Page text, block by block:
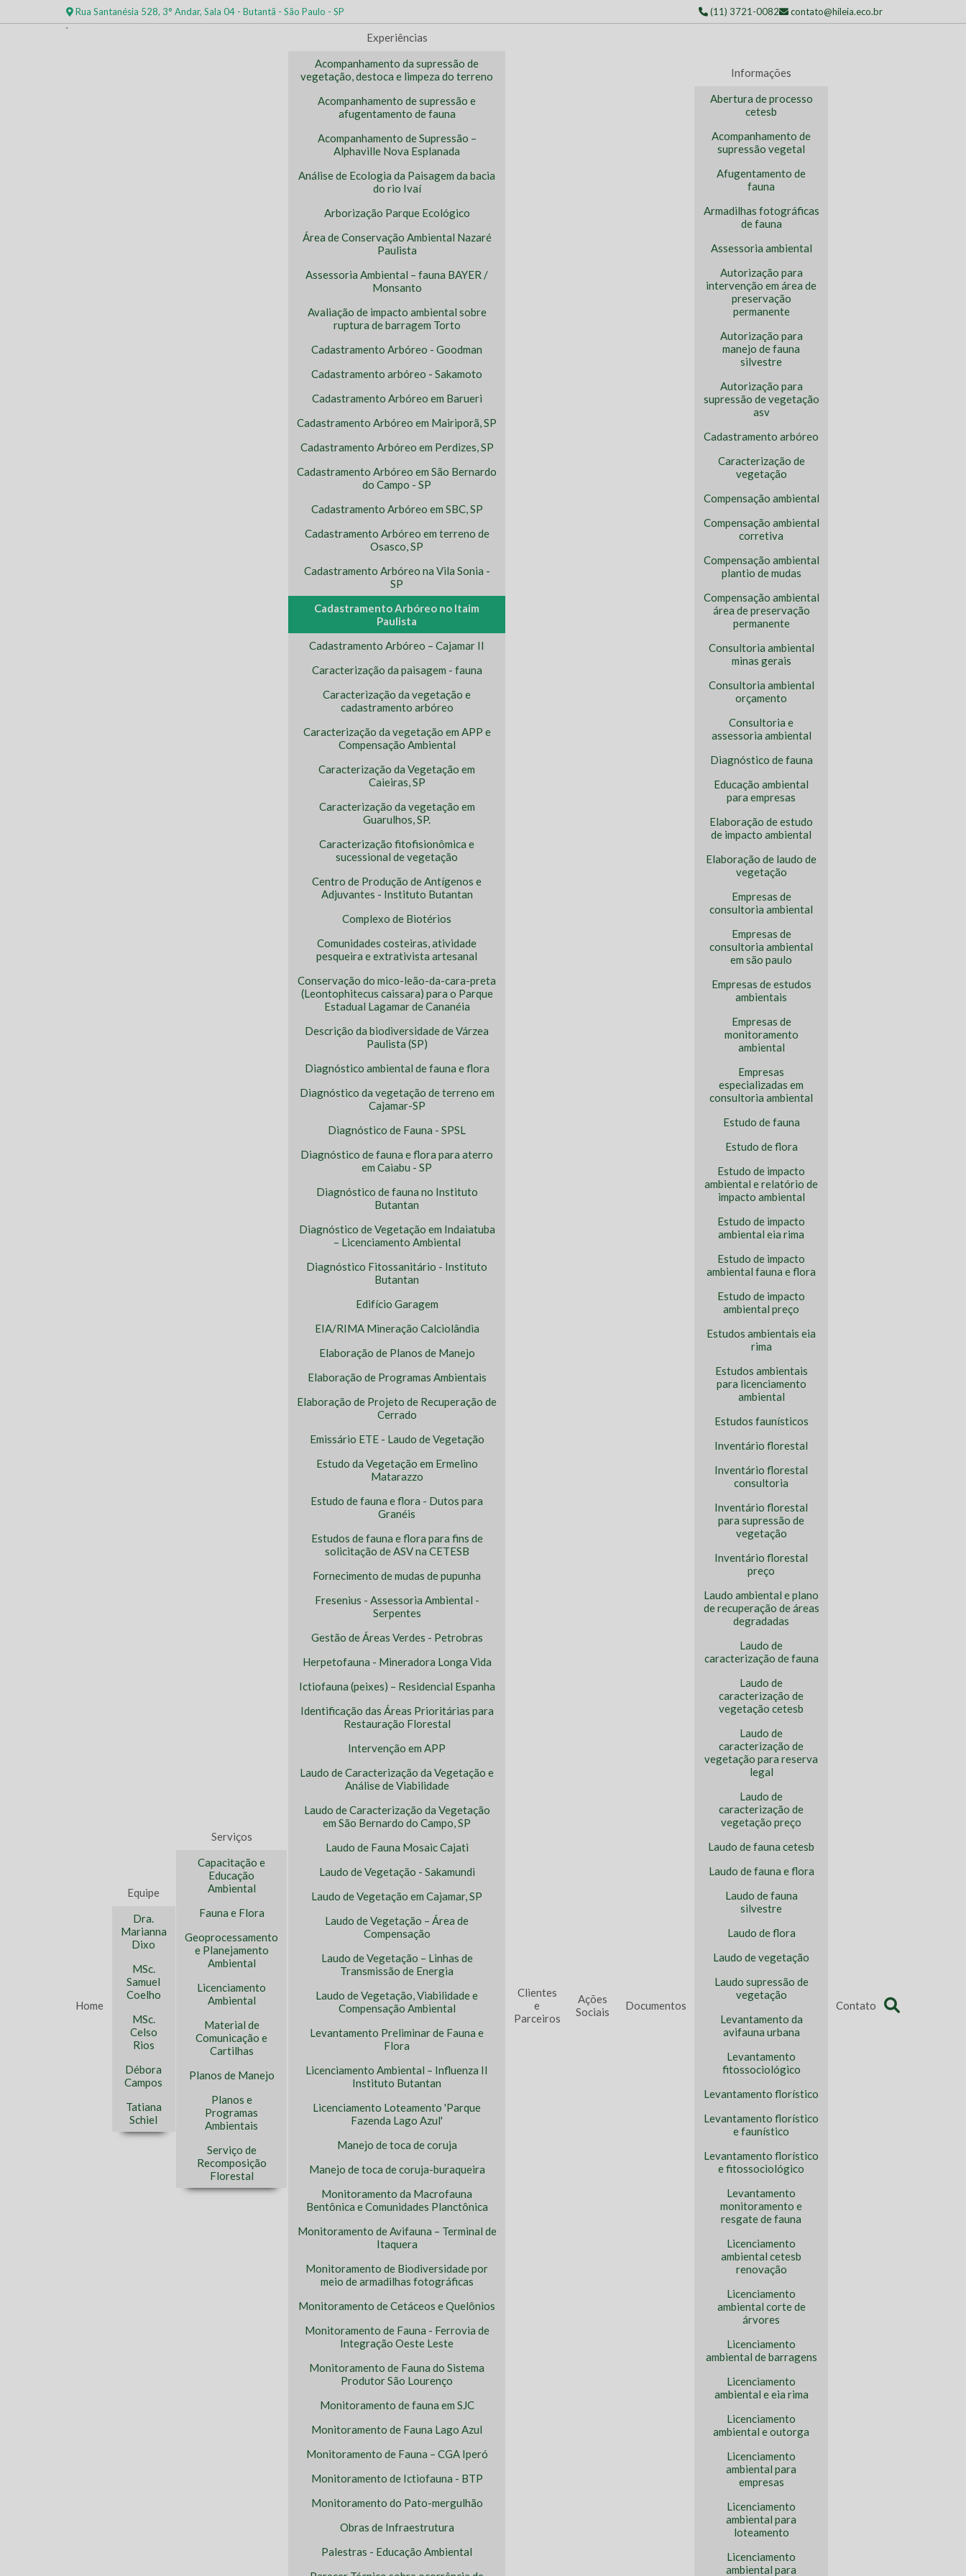
Rua Santanésia 528, 3° Andar, Sala 04 - Butantã - São Paulo - SP (11) 3721-0082 contato@hileia.eco.br
Home
Equipe
Dra.
Marianna
Dixo
MSc.
Samuel
Coelho
MSc.
Celso
Rios
Débora
Campos
Tatiana
Schiel
Serviços
Capacitação e
Educação
Ambiental
Fauna e Flora
Geoprocessamento
e Planejamento
Ambiental
Licenciamento
Ambiental
Material de
Comunicação e
Cartilhas
Planos de Manejo
Planos e
Programas
Ambientais
Serviço de
Recomposição
Florestal
Experiências
Acompanhamento da supressão de
vegetação, destoca e limpeza do terreno
Acompanhamento de supressão e
afugentamento de fauna
Acompanhamento de Supressão –
Alphaville Nova Esplanada
Análise de Ecologia da Paisagem da bacia
do rio Ivaí
Arborização Parque Ecológico
Área de Conservação Ambiental Nazaré
Paulista
Assessoria Ambiental – fauna BAYER /
Monsanto
Avaliação de impacto ambiental sobre
ruptura de barragem Torto
Cadastramento Arbóreo - Goodman
Cadastramento arbóreo - Sakamoto
Cadastramento Arbóreo em Barueri
Cadastramento Arbóreo em Mairiporã, SP
Cadastramento Arbóreo em Perdizes, SP
Cadastramento Arbóreo em São Bernardo
do Campo - SP
Cadastramento Arbóreo em SBC, SP
Cadastramento Arbóreo em terreno de
Osasco, SP
Cadastramento Arbóreo na Vila Sonia -
SP
Cadastramento Arbóreo no Itaim
Paulista
Cadastramento Arbóreo – Cajamar II
Caracterização da paisagem - fauna
Caracterização da vegetação e
cadastramento arbóreo
Caracterização da vegetação em APP e
Compensação Ambiental
Caracterização da Vegetação em
Caieiras, SP
Caracterização da vegetação em
Guarulhos, SP.
Caracterização fitofisionômica e
sucessional de vegetação
Centro de Produção de Antígenos e
Adjuvantes - Instituto Butantan
Complexo de Biotérios
Comunidades costeiras, atividade
pesqueira e extrativista artesanal
Conservação do mico-leão-da-cara-preta
(Leontophitecus caissara) para o Parque
Estadual Lagamar de Cananéia
Descrição da biodiversidade de Várzea
Paulista (SP)
Diagnóstico ambiental de fauna e flora
Diagnóstico da vegetação de terreno em
Cajamar-SP
Diagnóstico de Fauna - SPSL
Diagnóstico de fauna e flora para aterro
em Caiabu - SP
Diagnóstico de fauna no Instituto
Butantan
Diagnóstico de Vegetação em Indaiatuba
– Licenciamento Ambiental
Diagnóstico Fitossanitário - Instituto
Butantan
Edifício Garagem
EIA/RIMA Mineração Calciolândia
Elaboração de Planos de Manejo
Elaboração de Programas Ambientais
Elaboração de Projeto de Recuperação de
Cerrado
Emissário ETE - Laudo de Vegetação
Estudo da Vegetação em Ermelino
Matarazzo
Estudo de fauna e flora - Dutos para
Granéis
Estudos de fauna e flora para fins de
solicitação de ASV na CETESB
Fornecimento de mudas de pupunha
Fresenius - Assessoria Ambiental -
Serpentes
Gestão de Áreas Verdes - Petrobras
Herpetofauna - Mineradora Longa Vida
Ictiofauna (peixes) – Residencial Espanha
Identificação das Áreas Prioritárias para
Restauração Florestal
Intervenção em APP
Laudo de Caracterização da Vegetação e
Análise de Viabilidade
Laudo de Caracterização da Vegetação
em São Bernardo do Campo, SP
Laudo de Fauna Mosaic Cajati
Laudo de Vegetação - Sakamundi
Laudo de Vegetação em Cajamar, SP
Laudo de Vegetação – Área de
Compensação
Laudo de Vegetação – Linhas de
Transmissão de Energia
Laudo de Vegetação, Viabilidade e
Compensação Ambiental
Levantamento Preliminar de Fauna e
Flora
Licenciamento Ambiental – Influenza II
Instituto Butantan
Licenciamento Loteamento 'Parque
Fazenda Lago Azul'
Manejo de toca de coruja
Manejo de toca de coruja-buraqueira
Monitoramento da Macrofauna
Bentônica e Comunidades Planctônica
Monitoramento de Avifauna – Terminal de
Itaquera
Monitoramento de Biodiversidade por
meio de armadilhas fotográficas
Monitoramento de Cetáceos e Quelônios
Monitoramento de Fauna - Ferrovia de
Integração Oeste Leste
Monitoramento de Fauna do Sistema
Produtor São Lourenço
Monitoramento de fauna em SJC
Monitoramento de Fauna Lago Azul
Monitoramento de Fauna – CGA Iperó
Monitoramento de Ictiofauna - BTP
Monitoramento do Pato-mergulhão
Obras de Infraestrutura
Palestras - Educação Ambiental
Clientes
e
Parceiros
Ações
Sociais
Documentos
Informações
Abertura de processo
cetesb
Acompanhamento de
supressão vegetal
Afugentamento de
fauna
Armadilhas fotográficas
de fauna
Assessoria ambiental
Autorização para
intervenção em área de
preservação
permanente
Autorização para
manejo de fauna
silvestre
Autorização para
supressão de vegetação
asv
Cadastramento arbóreo
Caracterização de
vegetação
Compensação ambiental
Compensação ambiental
corretiva
Compensação ambiental
plantio de mudas
Compensação ambiental
área de preservação
permanente
Consultoria ambiental
minas gerais
Consultoria ambiental
orçamento
Consultoria e
assessoria ambiental
Diagnóstico de fauna
Educação ambiental
para empresas
Elaboração de estudo
de impacto ambiental
Elaboração de laudo de
vegetação
Empresas de
consultoria ambiental
Empresas de
consultoria ambiental
em são paulo
Empresas de estudos
ambientais
Empresas de
monitoramento
ambiental
Empresas
especializadas em
consultoria ambiental
Estudo de fauna
Estudo de flora
Estudo de impacto
ambiental e relatório de
impacto ambiental
Estudo de impacto
ambiental eia rima
Estudo de impacto
ambiental fauna e flora
Estudo de impacto
ambiental preço
Estudos ambientais eia
rima
Estudos ambientais
para licenciamento
ambiental
Estudos faunísticos
Inventário florestal
Inventário florestal
consultoria
Inventário florestal
para supressão de
vegetação
Inventário florestal
preço
Laudo ambiental e plano
de recuperação de áreas
degradadas
Laudo de
caracterização de fauna
Laudo de
caracterização de
vegetação cetesb
Laudo de
caracterização de
vegetação para reserva
legal
Laudo de
caracterização de
vegetação preço
Laudo de fauna cetesb
Laudo de fauna e flora
Laudo de fauna
silvestre
Laudo de flora
Laudo de vegetação
Laudo supressão de
vegetação
Levantamento da
avifauna urbana
Levantamento
fitossociológico
Levantamento florístico
Levantamento florístico
e faunístico
Levantamento florístico
e fitossociológico
Levantamento
monitoramento e
resgate de fauna
Licenciamento
ambiental cetesb
renovação
Licenciamento
ambiental corte de
árvores
Licenciamento
ambiental de barragens
Licenciamento
ambiental e eia rima
Licenciamento
ambiental e outorga
Licenciamento
ambiental para
empresas
Licenciamento
ambiental para
loteamento
Licenciamento
ambiental para
Contato